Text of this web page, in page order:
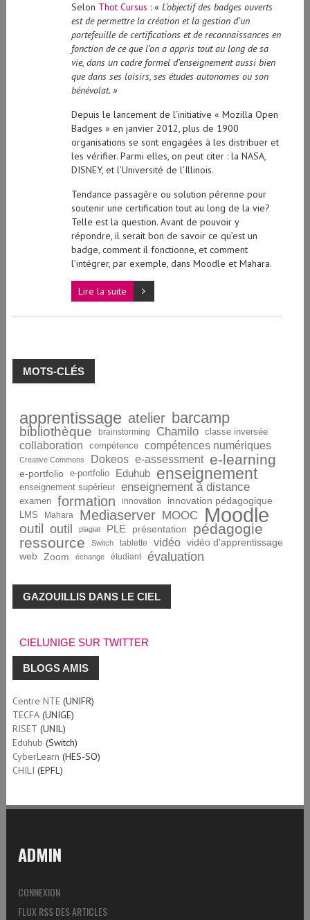
Selon Thot Cursus : « L’objectif des badges ouverts
est de permettre la création et la gestion d’un
portefeuille de certifications et de reconnaissances en
fonction de ce que l’on a appris tout au long de sa
vie, dans un cadre formel d’enseignement aussi bien
que dans ses loisirs, ses études autonomes ou son
bénévolat. »
Depuis le lancement de l’initiative « Mozilla Open
Badges » en janvier 2012, plus de 1900
organisations se sont engagées à les distribuer et
les vérifier. Parmi elles, on peut citer : la NASA,
DISNEY, et l’Université de l’Illinois.
Tendance passagère ou solution pérenne pour
soutenir une certification tout au long de la vie?
Telle est la question. Avant de pouvoir y
répondre, il serait bon de savoir ce qu’est un
badge, comment il fonctionne, et comment
l’intégrer, par exemple, dans Moodle et Mahara.
Lire la suite
MOTS-CLÉS
apprentissage atelier barcamp
bibliothèque brainstorming Chamilo classe inversée
collaboration compétence compétences numériques
Creative Commons Dokeos e-assessment e-learning
e-portfolio e-portfolio Eduhub enseignement
enseignement supérieur enseignement à distance
examen formation innovation innovation pédagogique
LMS Mahara Mediaserver MOOC Moodle
outil outil plagiat PLE présentation
pédagogie
ressource
Switch tablette vidéo
vidéo d'apprentissage
web
Zoom échange étudiant évaluation
GAZOUILLIS DANS LE CIEL
CIELUNIGE SUR TWITTER
BLOGS AMIS
Centre NTE(UNIFR)
TECFA(UNIGE)
RISET (UNIL)
Eduhub (Switch)
CyberLearn (HES-SO)
CHILI (EPFL)
ADMIN
CONNEXION
FLUX RSS DES ARTICLES